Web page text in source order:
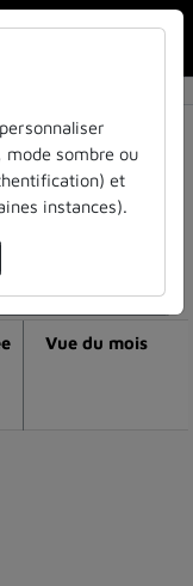
la vidéo
Vue du mois
mode sombre ou
et
instances).